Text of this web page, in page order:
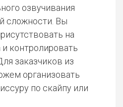
озвучивания
сложности. Вы
на
контролировать
заказчиков из
организовать
по скайпу или